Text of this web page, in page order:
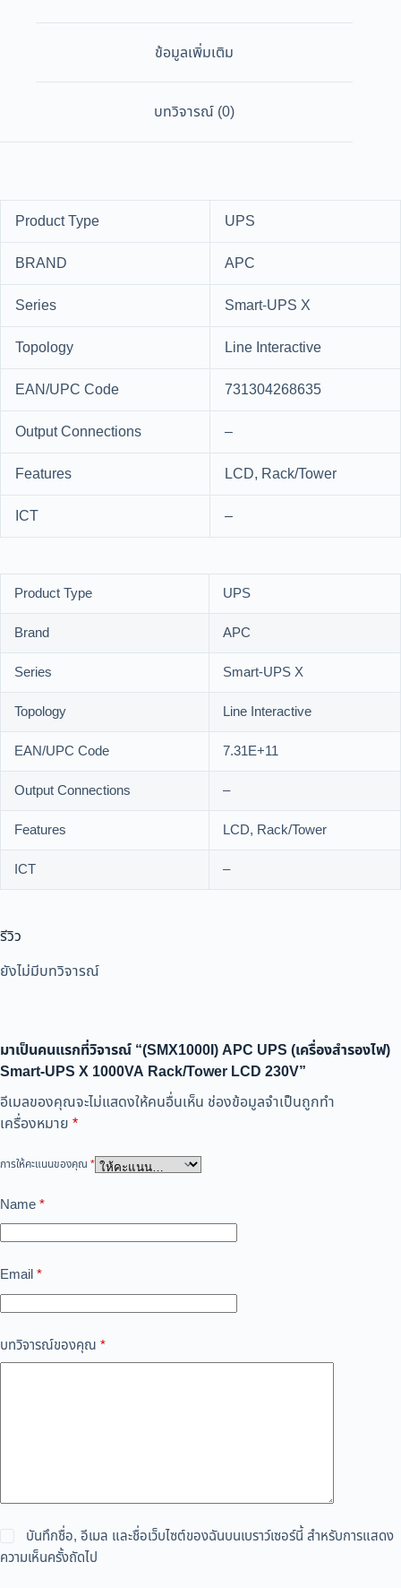
ข้อมูลเพิ่มเติม
บทวิจารณ์ (0)
Product Type
UPS
BRAND
APC
Series
Smart-UPS X
Topology
Line Interactive
EAN/UPC Code
731304268635
Output Connections
–
Features
LCD, Rack/Tower
ICT
–
Product Type
UPS
Brand
APC
Series
Smart-UPS X
Topology
Line Interactive
EAN/UPC Code
7.31E+11
Output Connections
–
Features
LCD, Rack/Tower
ICT
–
รีวิว
ยังไม่มีบทวิจารณ์
มาเป็นคนแรกที่วิจารณ์ “(SMX1000I) APC UPS (เครื่องสำรองไฟ)
Smart-UPS X 1000VA Rack/Tower LCD 230V”
อีเมลของคุณจะไม่แสดงให้คนอื่นเห็น ช่องข้อมูลจำเป็นถูกทำ
เครื่องหมาย *
การให้คะแนนของคุณ *
Name*
Email*
บทวิจารณ์ของคุณ *
บันทึกชื่อ, อีเมล และชื่อเว็บไซต์ของฉันบนเบราว์เซอร์นี้ สำหรับการแสดง
ความเห็นครั้งถัดไป